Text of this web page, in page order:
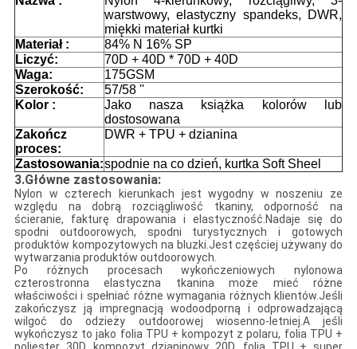
warstwowy, elastyczny spandeks, DWR,
miękki materiał kurtki
Materiał :
84% N 16% SP
Liczyć:
70D + 40D * 70D + 40D
Waga:
175GSM
Szerokość:
57/58 ''
Kolor :
Jako nasza książka kolorów lub
dostosowana
Zakończ
proces:
DWR + TPU + dzianina
Zastosowania:spodnie na co dzień, kurtka Soft Sheel
3.Główne zastosowania:
Nylon w czterech kierunkach jest wygodny w noszeniu ze
względu na dobrą rozciągliwość tkaniny, odporność na
ścieranie, fakturę drapowania i elastyczność.Nadaje się do
spodni outdoorowych, spodni turystycznych i gotowych
produktów kompozytowych na bluzki.Jest częściej używany do
wytwarzania produktów outdoorowych.
Po różnych procesach wykończeniowych nylonowa
czterostronna elastyczna tkanina może mieć różne
właściwości i spełniać różne wymagania różnych klientów.Jeśli
zakończysz ją impregnacją wodoodporną i odprowadzającą
wilgoć do odzieży outdoorowej wiosenno-letniej.A jeśli
wykończysz to jako folia TPU + kompozyt z polaru, folia TPU +